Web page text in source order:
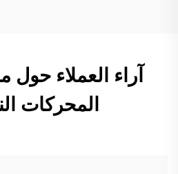
آراء العملاء حول
المحركات